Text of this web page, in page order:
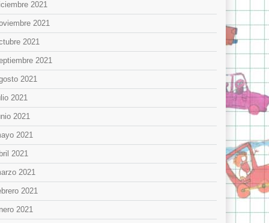
2021
2021
2021
2021
2021
2021
2021
2021
2021
2021
2021
2021